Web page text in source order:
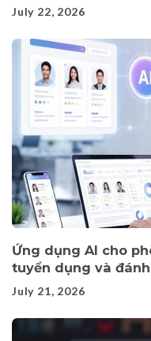
July 22, 2026
Ứng dụng AI cho
tuyển dụng và
July 21, 2026